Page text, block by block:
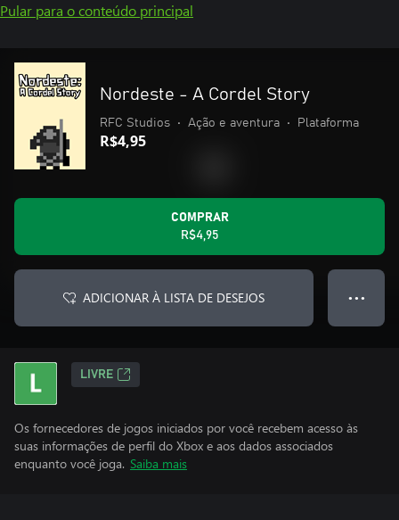
Pular para o conteúdo principal
Nordeste - A Cordel Story
RFC Studios • Ação e aventura • Plataforma
R$4,95
COMPRAR
R$4,95
ADICIONAR À LISTA DE DESEJOS ● ● ●
LIVRE
Os fornecedores de jogos iniciados por você recebem acesso às
suas informações de perfil do Xbox e aos dados associados
enquanto você joga. Saiba mais